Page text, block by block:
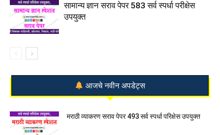
सामान्य ज्ञान सराव पेपर 583 सर्व स्पर्धा परीक्षेस
उपयुक्त
आजचे नवीन अपडेट्स
मराठी व्याकरण सराव पेपर 493 सर्व स्पर्धा परिक्षेस उपयुक्त